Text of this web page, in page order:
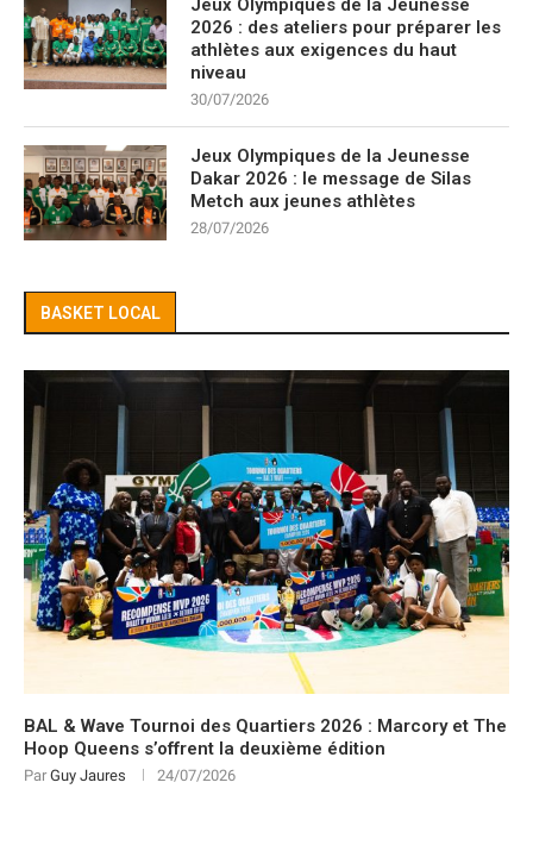
Jeux Olympiques de la Jeunesse
2026 : des ateliers pour préparer les
athlètes aux exigences du haut
niveau
30/07/2026
Jeux Olympiques de la Jeunesse
Dakar 2026 : le message de Silas
Metch aux jeunes athlètes
28/07/2026
BASKET LOCAL
BAL & Wave Tournoi des Quartiers 2026 : Marcory et The
Hoop Queens s’offrent la deuxième édition
Par Guy Jaures 24/07/2026